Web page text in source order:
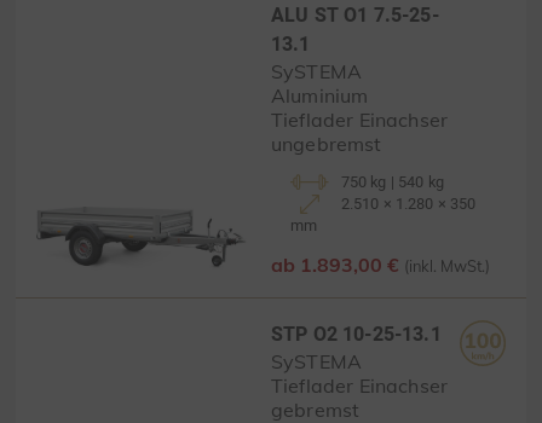
ALU ST O1 7.5-25-
13.1
SySTEMA
Aluminium
Tieflader Einachser
ungebremst
750 kg | 540 kg
2.510 × 1.280 × 350
mm
ab 1.893,00 € (inkl. MwSt.)
STP O2 10-25-13.1
SySTEMA
Tieflader Einachser
gebremst